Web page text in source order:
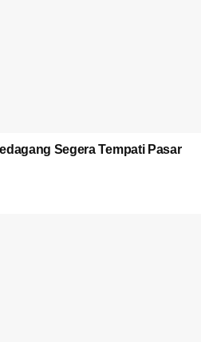
Segera Tempati Pasar